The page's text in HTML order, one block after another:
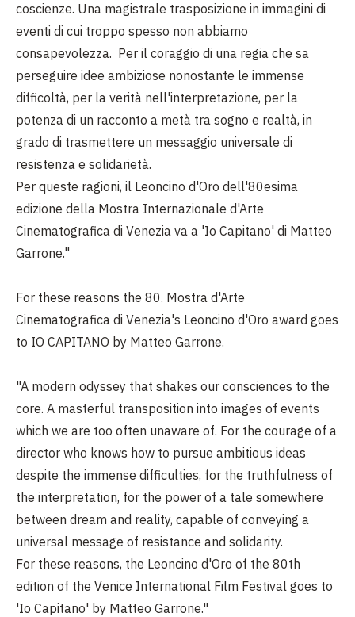
coscienze. Una magistrale trasposizione in immagini di
eventi di cui troppo spesso non abbiamo
consapevolezza. Per il coraggio di una regia che sa
perseguire idee ambiziose nonostante le immense
difficoltà, per la verità nell'interpretazione, per la
potenza di un racconto a metà tra sogno e realtà, in
grado di trasmettere un messaggio universale di
resistenza e solidarietà.
Per queste ragioni, il Leoncino d'Oro dell'80esima
edizione della Mostra Internazionale d'Arte
Cinematografica di Venezia va a 'Io Capitano' di Matteo
Garrone."
For these reasons the 80. Mostra d'Arte
Cinematografica di Venezia's Leoncino d'Oro award goes
to IO CAPITANO by Matteo Garrone.
"A modern odyssey that shakes our consciences to the
core. A masterful transposition into images of events
which we are too often unaware of. For the courage of a
director who knows how to pursue ambitious ideas
despite the immense difficulties, for the truthfulness of
the interpretation, for the power of a tale somewhere
between dream and reality, capable of conveying a
universal message of resistance and solidarity.
For these reasons, the Leoncino d'Oro of the 80th
edition of the Venice International Film Festival goes to
'Io Capitano' by Matteo Garrone."